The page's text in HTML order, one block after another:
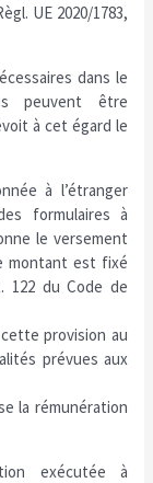
UE 2020/1783,
dans le
peuvent être
à cet égard le
à l’étranger
formulaires à
le versement
montant est fixé
122 du Code de
provision au
prévues aux
la rémunération
exécutée à